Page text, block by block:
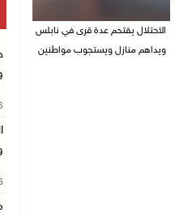
الاحتلال يقتحم عدة قرى في نابلس
ويداهم منازل ويستجوب مواطنين